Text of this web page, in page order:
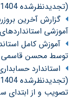
(تجدیدنظرشده 1404 - لازم‌الاجرا از 1405)
گزارش آخرین
آموزشی استانداردهای
توسط محسن قاسمی
تصویب و از ابتدای سال 1405 لازم‌الاجرا